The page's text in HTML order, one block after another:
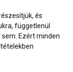
és
függetlenül
Ezért minden